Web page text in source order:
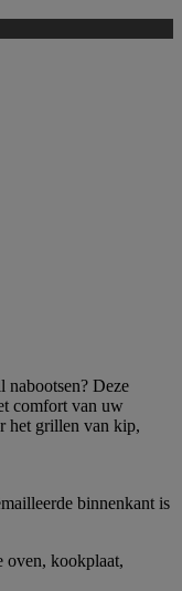
nabootsen? Deze
comfort van uw
het grillen van kip,
binnenkant is
oven, kookplaat,